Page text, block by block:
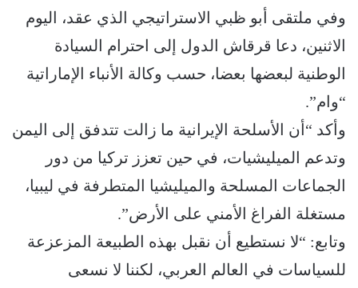
وفي ملتقى أبو ظبي الاستراتيجي الذي عقد، اليوم
الاثنين، دعا قرقاش الدول إلى احترام السيادة
الوطنية لبعضها بعضا، حسب وكالة الأنباء الإماراتية
“وام”.
وأكد “أن الأسلحة الإيرانية ما زالت تتدفق إلى اليمن
وتدعم الميليشيات، في حين تعزز تركيا من دور
الجماعات المسلحة والميليشيا المتطرفة في ليبيا،
مستغلة الفراغ الأمني على الأرض”.
وتابع: “لا نستطيع أن نقبل بهذه الطبيعة المزعزعة
للسياسات في العالم العربي، لكننا لا نسعى